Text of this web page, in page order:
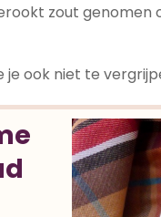
zout
ook niet te